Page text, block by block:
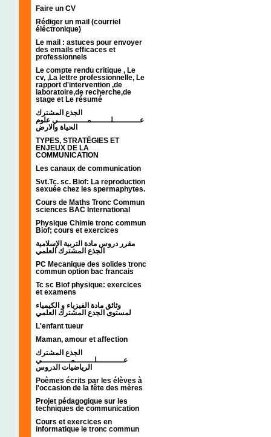
Faire un CV
Rédiger un mail (courriel
éléctronique)
Le mail : astuces pour envoyer
des emails efficaces et
professionnels
Le compte rendu critique , Le
cv, ,La lettre professionnelle, Le
rapport d'intervention ,de
laboratoire,de recherche,de
stage et Le résumé
الجذع المشترك
عـــــــــــلــــــــمــــــــــــي علوم
الحياة والارض
TYPES, STRATÉGIES ET
ENJEUX DE LA
COMMUNICATION
Les canaux de communication
Svt.Tc. sc. Biof: La reproduction
sexuée chez les spermaphytes.
Cours de Maths Tronc Commun
sciences BAC International
Physique Chimie tronc commun
Biof; cours et exercices
مقرر دروس مادة التربية الإسلامية
الجذع المشترك العلمي
PC Mecanique des solides tronc
commun option bac francais
Tc sc Biof physique: exercices
et examens
وثائق مادة الفيزياء و الكيمياء
L'enfant tueur
Maman, amour et affection
الجذع المشترك
عـــــــــــلــــــــمــــــــــــي
الرياضيات الدروس
Poèmes écrits par les élèves à
l'occasion de la fête des mères
Projet pédagogique sur les
techniques de communication
Cours et exercices en
informatique le tronc commun